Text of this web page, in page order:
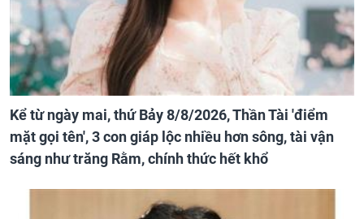
Kể từ ngày mai, thứ Bảy 8/8/2026, Thần Tài 'điểm
mặt gọi tên', 3 con giáp lộc nhiều hơn sông, tài vận
sáng như trăng Rằm, chính thức hết khổ